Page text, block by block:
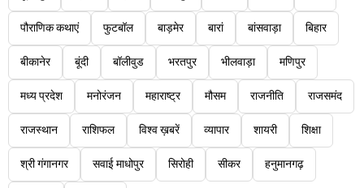
पौराणिक कथाएं फुटबॉल बाड़मेर बारां बांसवाड़ा बिहार
बीकानेर बूंदी बॉलीवुड भरतपुर भीलवाड़ा मणिपुर
मध्य प्रदेश मनोरंजन महाराष्ट्र मौसम राजनीति राजसमंद
राजस्थान राशिफल विश्व ख़बरें व्यापार शायरी शिक्षा
श्री गंगानगर सवाई माधोपुर सिरोही सीकर हनुमानगढ़